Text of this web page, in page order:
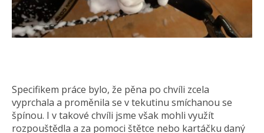
Specifikem práce bylo, že pěna po chvíli zcela
vyprchala a proměnila se v tekutinu smíchanou se
špínou. I v takové chvíli jsme však mohli využít
rozpouštědla a za pomoci štětce nebo kartáčku daný